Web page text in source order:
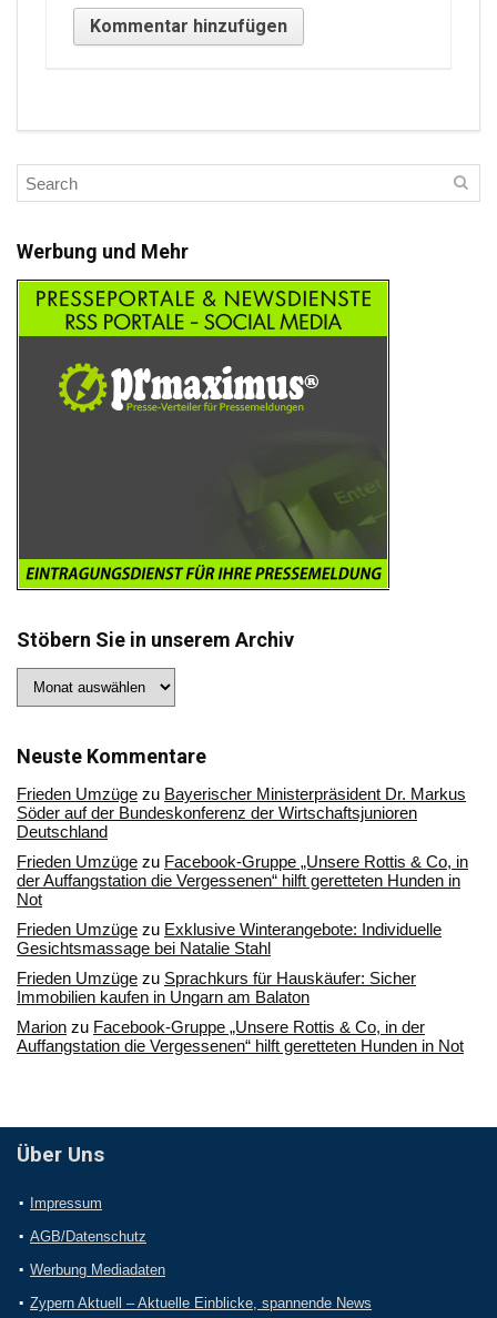
Werbung und Mehr
Stöbern Sie in unserem Archiv
Sie
Archiv
Neuste Kommentare
Frieden Umzüge zu Bayerischer Ministerpräsident Dr. Markus
Söder auf der Bundeskonferenz der Wirtschaftsjunioren
Deutschland
Frieden Umzüge zu Facebook-Gruppe „Unsere Rottis & Co, in
der Auffangstation die Vergessenen“ hilft geretteten Hunden in
Not
Frieden Umzüge zu Exklusive Winterangebote: Individuelle
Gesichtsmassage bei Natalie Stahl
Frieden Umzüge zu Sprachkurs für Hauskäufer: Sicher
Immobilien kaufen in Ungarn am Balaton
Marion zu Facebook-Gruppe „Unsere Rottis & Co, in der
Auffangstation die Vergessenen“ hilft geretteten Hunden in Not
Über Uns
Impressum
AGB/Datenschutz
Werbung Mediadaten
Zypern Aktuell – Aktuelle Einblicke, spannende News